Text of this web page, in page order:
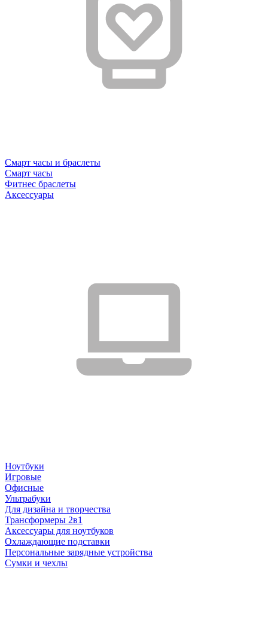
Смарт часы и браслеты
Смарт часы
Фитнес браслеты
Аксессуары
Ноутбуки
Игровые
Офисные
Ультрабуки
Для дизайна и творчества
Трансформеры 2в1
Аксессуары для ноутбуков
Охлаждающие подставки
Персональные зарядные устройства
Сумки и чехлы